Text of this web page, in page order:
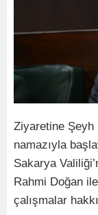
Ziyaretine Şeyh
namazıyla
Sakarya
Rahmi Doğan
çalışmalar